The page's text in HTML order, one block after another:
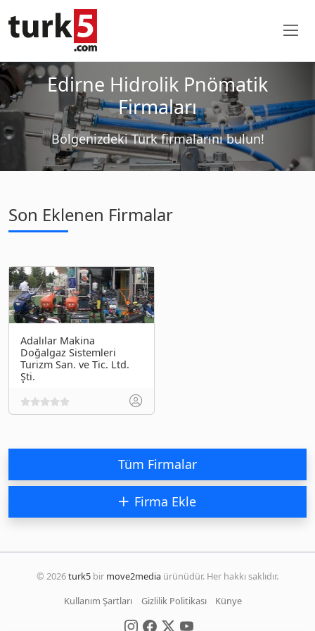
Edirne Hidrolik Pnömatik
Firmaları
Bölgenizdeki Türk firmalarını bulun!
Son Eklenen Firmalar
Adalılar Makina
Doğalgaz Sistemleri
Turizm San. ve Tic. Ltd.
Şti.
Tüm Firmalar
Firma Ekle
© 2026turk5 bir move2media ürünüdür. Her hakkı saklıdır.
Kullanım Şartları
Gizlilik Politikası Künye